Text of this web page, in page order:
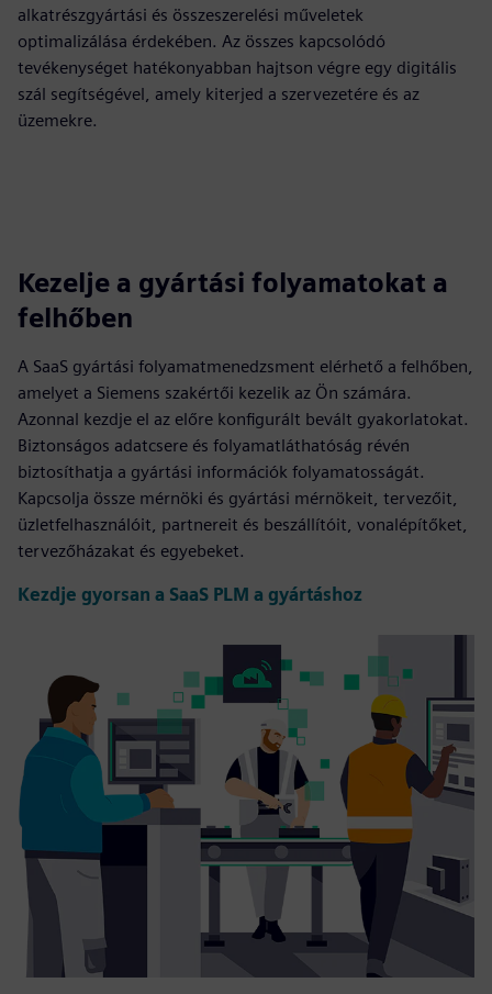
alkatrészgyártási és összeszerelési műveletek
optimalizálása érdekében. Az összes kapcsolódó
tevékenységet hatékonyabban hajtson végre egy digitális
szál segítségével, amely kiterjed a szervezetére és az
üzemekre.
Kezelje a gyártási folyamatokat a
felhőben
A SaaS gyártási folyamatmenedzsment elérhető a felhőben,
amelyet a Siemens szakértői kezelik az Ön számára.
Azonnal kezdje el az előre konfigurált bevált gyakorlatokat.
Biztonságos adatcsere és folyamatláthatóság révén
biztosíthatja a gyártási információk folyamatosságát.
Kapcsolja össze mérnöki és gyártási mérnökeit, tervezőit,
üzletfelhasználóit, partnereit és beszállítóit, vonalépítőket,
tervezőházakat és egyebeket.
Kezdje gyorsan a SaaS PLM a gyártáshoz